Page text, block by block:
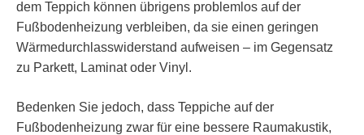
dem Teppich können übrigens problemlos auf der
Fußbodenheizung verbleiben, da sie einen geringen
Wärmedurchlasswiderstand aufweisen – im Gegensatz
zu Parkett, Laminat oder Vinyl.
Bedenken Sie jedoch, dass Teppiche auf der
Fußbodenheizung zwar für eine bessere Raumakustik,